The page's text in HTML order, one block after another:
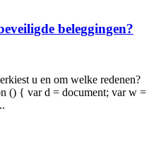
beleggingen?
u en om welke redenen?
() { var d = document; var w =